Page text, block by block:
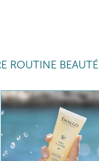
ROUTINE BEAUTÉ